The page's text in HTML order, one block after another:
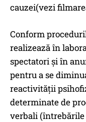
cauzei(vezi
Conform
realizează în
spectatori și în
pentru a se
reactivității
determinate de
verbali (întrebările